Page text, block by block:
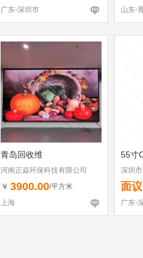
广东-深圳市 山东-
青岛回收维
河南正焱环保科技有限公司
￥ 3900.00/平方米
上海
55寸
深圳
面议
广东-